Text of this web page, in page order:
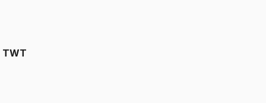
TWT